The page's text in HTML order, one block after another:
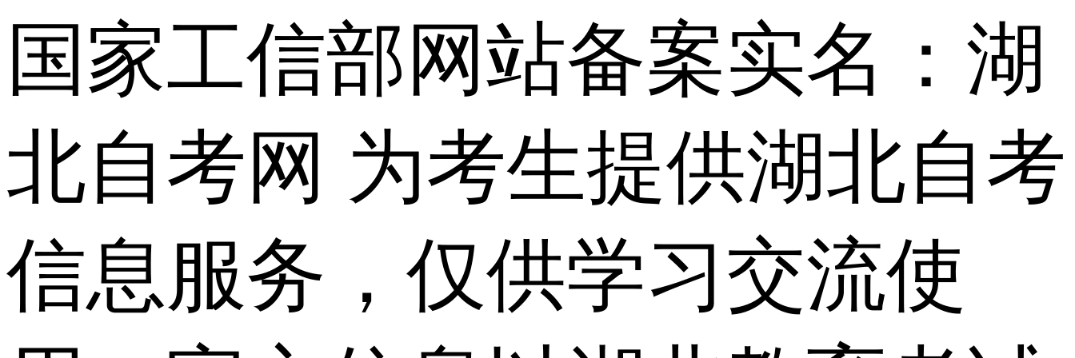
国家工信部网站备案实名：湖
北自考网 为考生提供湖北自考
信息服务，仅供学习交流使